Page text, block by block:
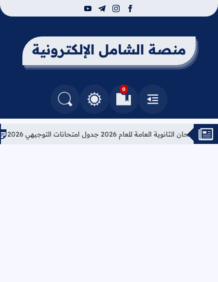
facebook
instagram
telegram
youtube
منصة الشامل الإلكترونية
القائمة
0
العلامات المرجعيةالتغيير بين الوضع النهاري والداكن
البحث في المدونة
العامة للعام 2026 جدول امتحانات التوجيهي 2026